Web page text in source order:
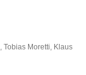
,Tobias Moretti Klaus